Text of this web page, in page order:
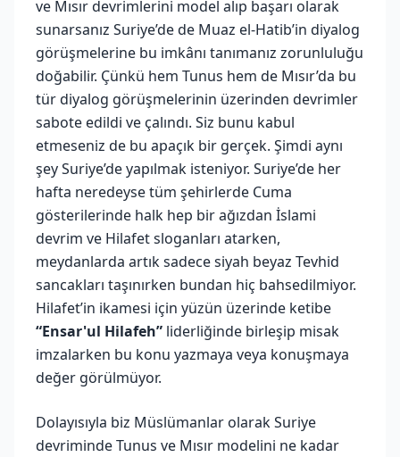
ve Mısır devrimlerini model alıp başarı olarak
sunarsanız Suriye’de de Muaz el-Hatib’in diyalog
görüşmelerine bu imkânı tanımanız zorunluluğu
doğabilir. Çünkü hem Tunus hem de Mısır’da bu
tür diyalog görüşmelerinin üzerinden devrimler
sabote edildi ve çalındı. Siz bunu kabul
etmeseniz de bu apaçık bir gerçek. Şimdi aynı
şey Suriye’de yapılmak isteniyor. Suriye’de her
hafta neredeyse tüm şehirlerde Cuma
gösterilerinde halk hep bir ağızdan İslami
devrim ve Hilafet sloganları atarken,
meydanlarda artık sadece siyah beyaz Tevhid
sancakları taşınırken bundan hiç bahsedilmiyor.
Hilafet’in ikamesi için yüzün üzerinde ketibe
“Ensar'ul Hilafeh” liderliğinde birleşip misak
imzalarken bu konu yazmaya veya konuşmaya
değer görülmüyor.
Dolayısıyla biz Müslümanlar olarak Suriye
devriminde Tunus ve Mısır modelini ne kadar